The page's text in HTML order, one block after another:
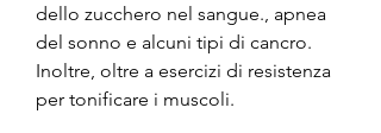
dello zucchero nel sangue., apnea
del sonno e alcuni tipi di cancro.
Inoltre, oltre a esercizi di resistenza
per tonificare i muscoli.